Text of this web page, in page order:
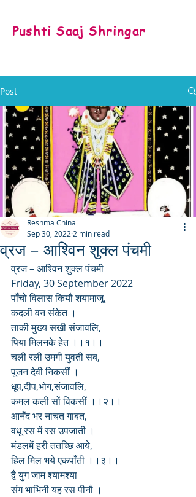
Pushti Saaj Shringar
Post
व्रज – आश्विन शुक्ल पंचमी
Reshma Chinai
Sep 30, 2022 2 min read
व्रज – आश्विन शुक्ल पंचमी
Friday, 30 September 2022
पाँचो विलास कियौ शयामाजू,
कदली वन संकेत ।
ताकी मुख्य सखी संजावलि,
पिया मिलनके हेत ।।१।।
चली रली उमगी युवती सब,
पूजन देवी निकसीं ।
धूप,दीप,भोग,संजावलि,
कमल कली सों विकसीं ।।२।।
आनँद भर नाचत गाबत,
वधू रस में रस उपजाती ।
मंडलमें हरी ततच्छि आये,
हिल मिल भये एकपाँती ।।३।।
द्वै युग जाम श्यामश्या
संग भाभिनी यह रस पीनौ ।